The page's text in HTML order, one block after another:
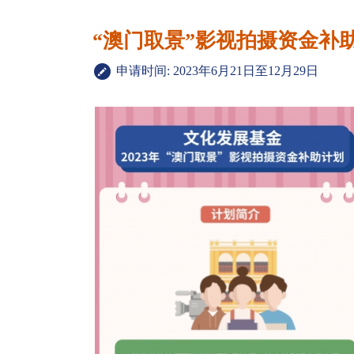
“澳门取景”影视拍摄资金补
申请时间: 2023年6月21日至12月29日